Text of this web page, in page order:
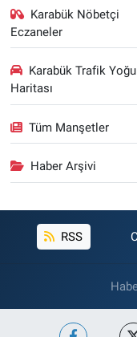
Karabük Nöbetçi
Eczaneler
Karabük Trafik
Haritası
Tüm Manşetler
Haber Arşivi
RSS